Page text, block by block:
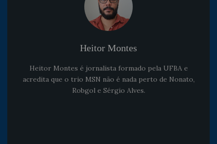
Heitor Montes
Heitor Montes é jornalista formado pela UFBA e
acredita que o trio MSN não é nada perto de Nonato,
Robgol e Sérgio Alves.